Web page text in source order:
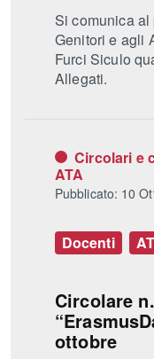
Si comunica
Genitori e agli
Furci Siculo
Allegati.
Circolari e
ATA
Pubblicato: 10
Docenti
Circolare
ottobre